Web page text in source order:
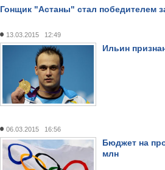
Гонщик "Астаны" стал победителем
13.03.2015 12:49
Ильин
06.03.2015 16:56
Бюджет на
млн